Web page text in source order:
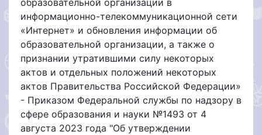
информационно-телекоммуникационной сети
«Интернет» и обновления информации об
образовательной организации, а также о
признании утратившими силу некоторых
актов и отдельных положений некоторых
актов Правительства Российской Федерации»
- Приказом Федеральной службы по надзору в
сфере образования и науки №1493 от 4
августа 2023 года "Об утверждении